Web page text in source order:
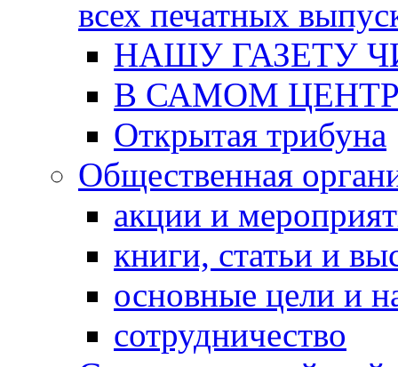
всех печатных
НАШУ ГАЗЕТУ
В САМОМ
Открытая трибуна
Общественная
акции и
книги, статьи и
основные цели и
сотрудничество